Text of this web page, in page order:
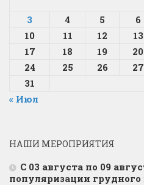
3
4 5 6
10
11 12 13
17
18 19 20
24
25 26 27
31
« Июл
НАШИ МЕРОПРИЯТИЯ
С 03 августа по 09
популяризации